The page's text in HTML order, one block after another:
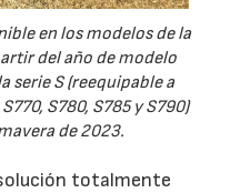
en los modelos de la
del año de modelo
serie S (reequipable a
S780, S785 y S790)
de 2023.
totalmente